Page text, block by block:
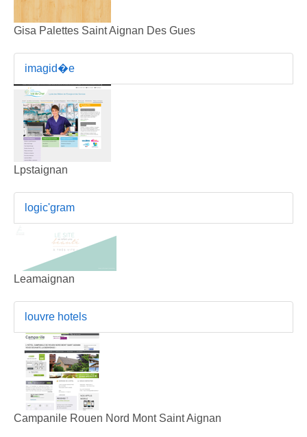
Gisa Palettes Saint Aignan Des Gues
imagid�e
Lpstaignan
logic'gram
Leamaignan
louvre hotels
Campanile Rouen Nord Mont Saint Aignan